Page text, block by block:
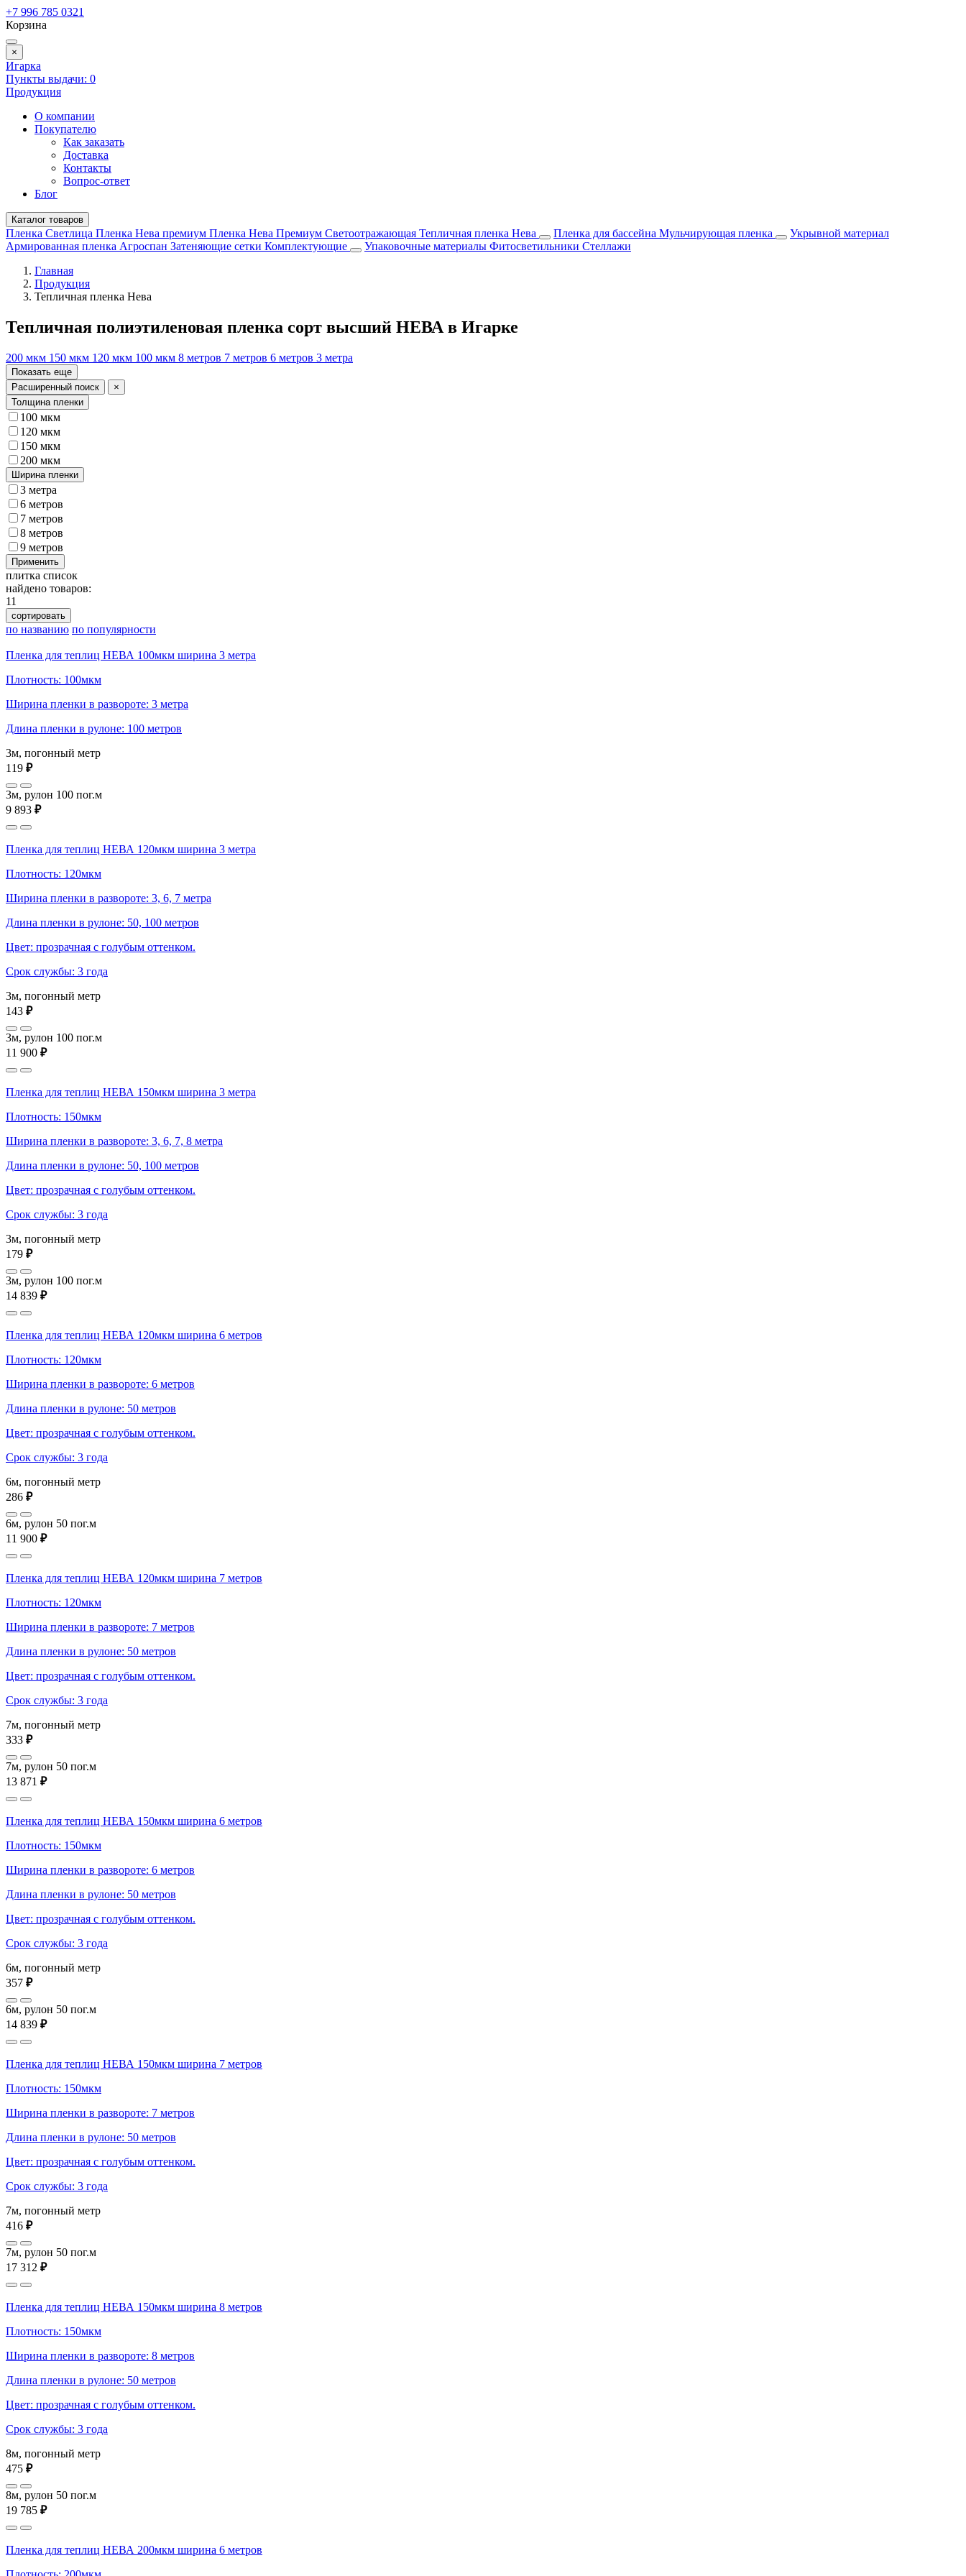
+7 996 785 0321
Корзина
×
Игарка
Пункты выдачи: 0
Продукция
О компании
Покупателю
Как заказать
Доставка
Контакты
Вопрос-ответ
Блог
Каталог товаров
Пленка Светлица Пленка Нева премиум Пленка Нева Премиум Светоотражающая Тепличная пленка Нева Пленка для бассейна Мульчирующая пленка
Укрывной материал
Армированная пленка Агроспан Затеняющие сетки Комплектующие Упаковочные материалы Фитосветильники Стеллажи
Главная
Продукция
Тепличная пленка Нева
Тепличная полиэтиленовая пленка сорт высший НЕВА в Игарке
200 мкм 150 мкм 120 мкм 100 мкм 8 метров 7 метров 6 метров 3 метра
Показать еще
Расширенный поиск
×
Толщина пленки
100 мкм
120 мкм
150 мкм
200 мкм
Ширина пленки
3 метра
6 метров
7 метров
8 метров
9 метров
Применить
плитка список
найдено товаров:
11
сортировать
по названию по популярности
Пленка для теплиц НЕВА 100мкм ширина 3 метра
Плотность: 100мкм
Ширина пленки в развороте: 3 метра
Длина пленки в рулоне: 100 метров
3м, погонный метр
119 ₽
3м, рулон 100 пог.м
9 893 ₽
Пленка для теплиц НЕВА 120мкм ширина 3 метра
Плотность: 120мкм
Ширина пленки в развороте: 3, 6, 7 метра
Длина пленки в рулоне: 50, 100 метров
Цвет: прозрачная с голубым оттенком.
Срок службы: 3 года
3м, погонный метр
143 ₽
3м, рулон 100 пог.м
11 900 ₽
Пленка для теплиц НЕВА 150мкм ширина 3 метра
Плотность: 150мкм
Ширина пленки в развороте: 3, 6, 7, 8 метра
Длина пленки в рулоне: 50, 100 метров
Цвет: прозрачная с голубым оттенком.
Срок службы: 3 года
3м, погонный метр
179 ₽
3м, рулон 100 пог.м
14 839 ₽
Пленка для теплиц НЕВА 120мкм ширина 6 метров
Плотность: 120мкм
Ширина пленки в развороте: 6 метров
Длина пленки в рулоне: 50 метров
Цвет: прозрачная с голубым оттенком.
Срок службы: 3 года
6м, погонный метр
286 ₽
6м, рулон 50 пог.м
11 900 ₽
Пленка для теплиц НЕВА 120мкм ширина 7 метров
Плотность: 120мкм
Ширина пленки в развороте: 7 метров
Длина пленки в рулоне: 50 метров
Цвет: прозрачная с голубым оттенком.
Срок службы: 3 года
7м, погонный метр
333 ₽
7м, рулон 50 пог.м
13 871 ₽
Пленка для теплиц НЕВА 150мкм ширина 6 метров
Плотность: 150мкм
Ширина пленки в развороте: 6 метров
Длина пленки в рулоне: 50 метров
Цвет: прозрачная с голубым оттенком.
Срок службы: 3 года
6м, погонный метр
357 ₽
6м, рулон 50 пог.м
14 839 ₽
Пленка для теплиц НЕВА 150мкм ширина 7 метров
Плотность: 150мкм
Ширина пленки в развороте: 7 метров
Длина пленки в рулоне: 50 метров
Цвет: прозрачная с голубым оттенком.
Срок службы: 3 года
7м, погонный метр
416 ₽
7м, рулон 50 пог.м
17 312 ₽
Пленка для теплиц НЕВА 150мкм ширина 8 метров
Плотность: 150мкм
Ширина пленки в развороте: 8 метров
Длина пленки в рулоне: 50 метров
Цвет: прозрачная с голубым оттенком.
Срок службы: 3 года
8м, погонный метр
475 ₽
8м, рулон 50 пог.м
19 785 ₽
Пленка для теплиц НЕВА 200мкм ширина 6 метров